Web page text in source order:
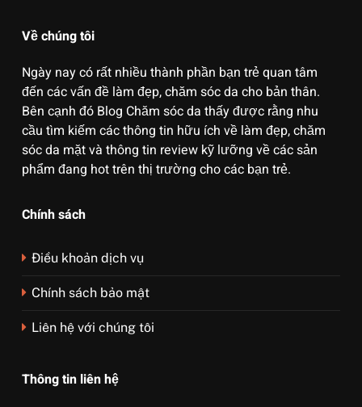
Về chúng tôi
Ngày nay có rất nhiều thành phần bạn trẻ quan tâm
đến các vấn đề làm đẹp, chăm sóc da cho bản thân.
Bên cạnh đó Blog Chăm sóc da thấy được rằng nhu
cầu tìm kiếm các thông tin hữu ích về làm đẹp, chăm
sóc da mặt và thông tin review kỹ lưỡng về các sản
phẩm đang hot trên thị trường cho các bạn trẻ.
Chính sách
Điều khoản dịch vụ
Chính sách bảo mật
Liên hệ với chúng tôi
Thông tin liên hệ